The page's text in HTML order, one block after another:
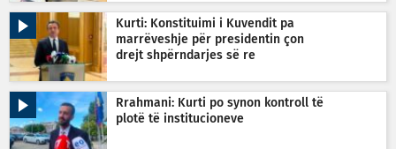
Kurti: Konstituimi i Kuvendit pa
marrëveshje për presidentin çon
drejt shpërndarjes së re
Rrahmani: Kurti po synon kontroll të
plotë të institucioneve